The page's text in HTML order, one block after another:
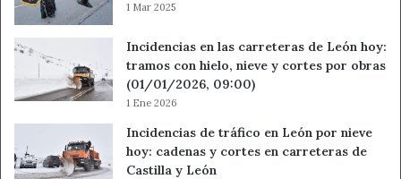
1 Mar 2025
Incidencias en las carreteras de León hoy:
tramos con hielo, nieve y cortes por obras
(01/01/2026, 09:00)
1 Ene 2026
Incidencias de tráfico en León por nieve
hoy: cadenas y cortes en carreteras de
Castilla y León